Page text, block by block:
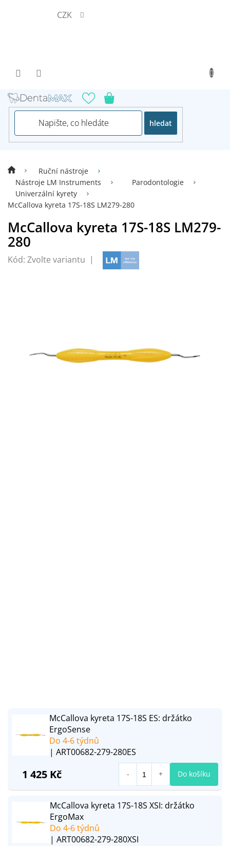
CZK
hledat
Ruční nástroje
Nástroje LM Instruments
Parodontologie
Univerzální kyrety
McCallova kyreta 17S-18S LM279-280
McCallova kyreta 17S-18S LM279-
280
Kód: Zvolte variantu
McCallova kyreta 17S-18S ES: držátko
ErgoSense
Do 4-6 týdnů
| ART00682-279-280ES
1 425 Kč Do košíku
McCallova kyreta 17S-18S XSI: držátko
ErgoMax
Do 4-6 týdnů
| ART00682-279-280XSI